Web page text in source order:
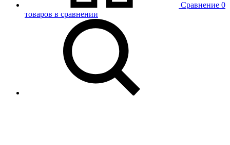
Сравнение 0
товаров в сравнении